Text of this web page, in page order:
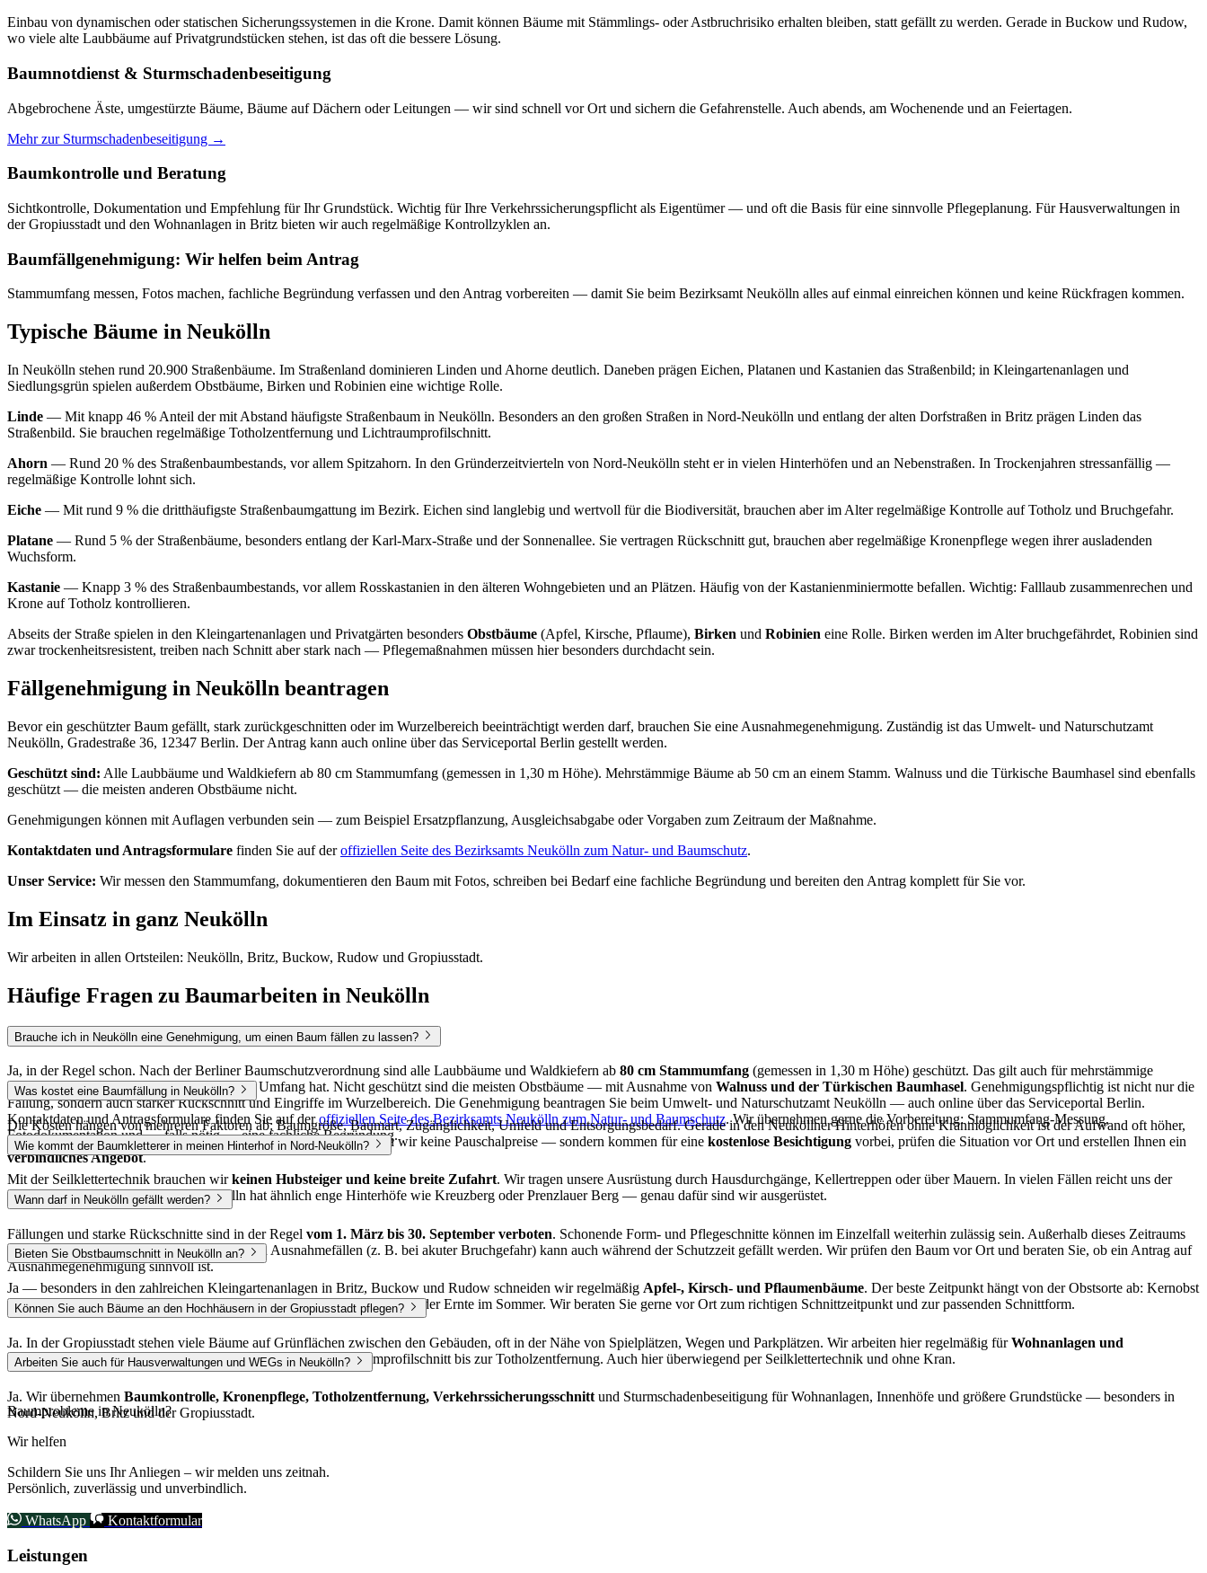
Einbau von dynamischen oder statischen Sicherungssystemen in die Krone. Damit können Bäume mit Stämmlings- oder Astbruchrisiko erhalten bleiben, statt gefällt zu werden. Gerade in Buckow und Rudow,
wo viele alte Laubbäume auf Privatgrundstücken stehen, ist das oft die bessere Lösung.
Baumnotdienst & Sturmschadenbeseitigung
Abgebrochene Äste, umgestürzte Bäume, Bäume auf Dächern oder Leitungen — wir sind schnell vor Ort und sichern die Gefahrenstelle. Auch abends, am Wochenende und an Feiertagen.
Mehr zur Sturmschadenbeseitigung →
Baumkontrolle und Beratung
Sichtkontrolle, Dokumentation und Empfehlung für Ihr Grundstück. Wichtig für Ihre Verkehrssicherungspflicht als Eigentümer — und oft die Basis für eine sinnvolle Pflegeplanung. Für Hausverwaltungen in
der Gropiusstadt und den Wohnanlagen in Britz bieten wir auch regelmäßige Kontrollzyklen an.
Baumfällgenehmigung: Wir helfen beim Antrag
Stammumfang messen, Fotos machen, fachliche Begründung verfassen und den Antrag vorbereiten — damit Sie beim Bezirksamt Neukölln alles auf einmal einreichen können und keine Rückfragen kommen.
Typische Bäume in Neukölln
In Neukölln stehen rund 20.900 Straßenbäume. Im Straßenland dominieren Linden und Ahorne deutlich. Daneben prägen Eichen, Platanen und Kastanien das Straßenbild; in Kleingartenanlagen und
Siedlungsgrün spielen außerdem Obstbäume, Birken und Robinien eine wichtige Rolle.
Linde — Mit knapp 46 % Anteil der mit Abstand häufigste Straßenbaum in Neukölln. Besonders an den großen Straßen in Nord-Neukölln und entlang der alten Dorfstraßen in Britz prägen Linden das
Straßenbild. Sie brauchen regelmäßige Totholzentfernung und Lichtraumprofilschnitt.
Ahorn — Rund 20 % des Straßenbaumbestands, vor allem Spitzahorn. In den Gründerzeitvierteln von Nord-Neukölln steht er in vielen Hinterhöfen und an Nebenstraßen. In Trockenjahren stressanfällig —
regelmäßige Kontrolle lohnt sich.
Eiche — Mit rund 9 % die dritthäufigste Straßenbaumgattung im Bezirk. Eichen sind langlebig und wertvoll für die Biodiversität, brauchen aber im Alter regelmäßige Kontrolle auf Totholz und Bruchgefahr.
Platane — Rund 5 % der Straßenbäume, besonders entlang der Karl-Marx-Straße und der Sonnenallee. Sie vertragen Rückschnitt gut, brauchen aber regelmäßige Kronenpflege wegen ihrer ausladenden
Wuchsform.
Kastanie — Knapp 3 % des Straßenbaumbestands, vor allem Rosskastanien in den älteren Wohngebieten und an Plätzen. Häufig von der Kastanienminiermotte befallen. Wichtig: Falllaub zusammenrechen und
Krone auf Totholz kontrollieren.
Abseits der Straße spielen in den Kleingartenanlagen und Privatgärten besonders Obstbäume (Apfel, Kirsche, Pflaume), Birken und Robinien eine Rolle. Birken werden im Alter bruchgefährdet, Robinien sind
zwar trockenheitsresistent, treiben nach Schnitt aber stark nach — Pflegemaßnahmen müssen hier besonders durchdacht sein.
Fällgenehmigung in Neukölln beantragen
Bevor ein geschützter Baum gefällt, stark zurückgeschnitten oder im Wurzelbereich beeinträchtigt werden darf, brauchen Sie eine Ausnahmegenehmigung. Zuständig ist das Umwelt- und Naturschutzamt
Neukölln, Gradestraße 36, 12347 Berlin. Der Antrag kann auch online über das Serviceportal Berlin gestellt werden.
Geschützt sind: Alle Laubbäume und Waldkiefern ab 80 cm Stammumfang (gemessen in 1,30 m Höhe). Mehrstämmige Bäume ab 50 cm an einem Stamm. Walnuss und die Türkische Baumhasel sind ebenfalls
geschützt — die meisten anderen Obstbäume nicht.
Genehmigungen können mit Auflagen verbunden sein — zum Beispiel Ersatzpflanzung, Ausgleichsabgabe oder Vorgaben zum Zeitraum der Maßnahme.
Kontaktdaten und Antragsformulare finden Sie auf deroffiziellen Seite des Bezirksamts Neukölln zum Natur- und Baumschutz.
Unser Service: Wir messen den Stammumfang, dokumentieren den Baum mit Fotos, schreiben bei Bedarf eine fachliche Begründung und bereiten den Antrag komplett für Sie vor.
Im Einsatz in ganz Neukölln
Wir arbeiten in allen Ortsteilen: Neukölln, Britz, Buckow, Rudow und Gropiusstadt.
Häufige Fragen zu Baumarbeiten in Neukölln
Brauche ich in Neukölln eine Genehmigung, um einen Baum fällen zu lassen?
Ja, in der Regel schon. Nach der Berliner Baumschutzverordnung sind alle Laubbäume und Waldkiefern ab 80 cm Stammumfang (gemessen in 1,30 m Höhe) geschützt. Das gilt auch für mehrstämmige
Bäume, wenn ein Stamm mindestens 50 cm Umfang hat. Nicht geschützt sind die meisten Obstbäume — mit Ausnahme von Walnuss und der Türkischen Baumhasel. Genehmigungspflichtig ist nicht nur die
Fällung, sondern auch starker Rückschnitt und Eingriffe im Wurzelbereich. Die Genehmigung beantragen Sie beim Umwelt- und Naturschutzamt Neukölln — auch online über das Serviceportal Berlin.
Kontaktdaten und Antragsformulare finden Sie auf deroffiziellen Seite des Bezirksamts Neukölln zum Natur- und Baumschutz. Wir übernehmen gerne die Vorbereitung: Stammumfang-Messung,
Fotodokumentation und — falls nötig — eine fachliche Begründung.
Was kostet eine Baumfällung in Neukölln?
Die Kosten hängen von mehreren Faktoren ab: Baumgröße, Baumart, Zugänglichkeit, Umfeld und Entsorgungsbedarf. Gerade in den Neuköllner Hinterhöfen ohne Kranmöglichkeit ist der Aufwand oft höher,
weil wir überwiegend per Seilklettertechnik arbeiten. Deshalb geben wir keine Pauschalpreise — sondern kommen für eine kostenlose Besichtigung vorbei, prüfen die Situation vor Ort und erstellen Ihnen ein
verbindliches Angebot.
Wie kommt der Baumkletterer in meinen Hinterhof in Nord-Neukölln?
Mit der Seilklettertechnik brauchen wirkeinen Hubsteiger und keine breite Zufahrt. Wir tragen unsere Ausrüstung durch Hausdurchgänge, Kellertreppen oder über Mauern. In vielen Fällen reicht uns der
Zugang zum Baum selbst. Nord-Neukölln hat ähnlich enge Hinterhöfe wie Kreuzberg oder Prenzlauer Berg — genau dafür sind wir ausgerüstet.
Wann darf in Neukölln gefällt werden?
Fällungen und starke Rückschnitte sind in der Regel vom 1. März bis 30. September verboten. Schonende Form- und Pflegeschnitte können im Einzelfall weiterhin zulässig sein. Außerhalb dieses Zeitraums
ist eine Fällung mit Genehmigung möglich. In Ausnahmefällen (z. B. bei akuter Bruchgefahr) kann auch während der Schutzzeit gefällt werden. Wir prüfen den Baum vor Ort und beraten Sie, ob ein Antrag auf
Ausnahmegenehmigung sinnvoll ist.
Bieten Sie Obstbaumschnitt in Neukölln an?
Ja — besonders in den zahlreichen Kleingartenanlagen in Britz, Buckow und Rudow schneiden wir regelmäßig Apfel-, Kirsch- und Pflaumenbäume. Der beste Zeitpunkt hängt von der Obstsorte ab: Kernobst
wie Apfel und Birne im Winter, Steinobst wie Kirsche und Pflaume nach der Ernte im Sommer. Wir beraten Sie gerne vor Ort zum richtigen Schnittzeitpunkt und zur passenden Schnittform.
Können Sie auch Bäume an den Hochhäusern in der Gropiusstadt pflegen?
Ja. In der Gropiusstadt stehen viele Bäume auf Grünflächen zwischen den Gebäuden, oft in der Nähe von Spielplätzen, Wegen und Parkplätzen. Wir arbeiten hier regelmäßig fürWohnanlagen und
Hausverwaltungen— von der Kronenpflege über den Lichtraumprofilschnitt bis zur Totholzentfernung. Auch hier überwiegend per Seilklettertechnik und ohne Kran.
Arbeiten Sie auch für Hausverwaltungen und WEGs in Neukölln?
Ja. Wir übernehmen Baumkontrolle, Kronenpflege, Totholzentfernung, Verkehrssicherungsschnitt und Sturmschadenbeseitigung für Wohnanlagen, Innenhöfe und größere Grundstücke — besonders in
Nord-Neukölln, Britz und der Gropiusstadt.
Baumprobleme in Neukölln?
Wir helfen
Schildern Sie uns Ihr Anliegen – wir melden uns zeitnah.
Persönlich, zuverlässig und unverbindlich.
WhatsApp Kontaktformular
Leistungen